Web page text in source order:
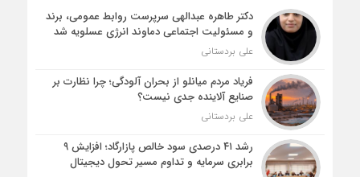
دکتر طاهره عبدالهی سرپرست روابط عمومی، برند
و مسئولیت اجتماعی دماوند انرژی عسلویه شد
علی بردستانی
فریاد مردم میانلو از بحران آلودگی؛ چرا نظارت بر
صنایع آلاینده جدی نیست؟
علی بردستانی
رشد ۴۱ درصدی سود خالص پازارگاد؛ افزایش ۹
برابری سرمایه و تداوم مسیر تحول دیجیتال